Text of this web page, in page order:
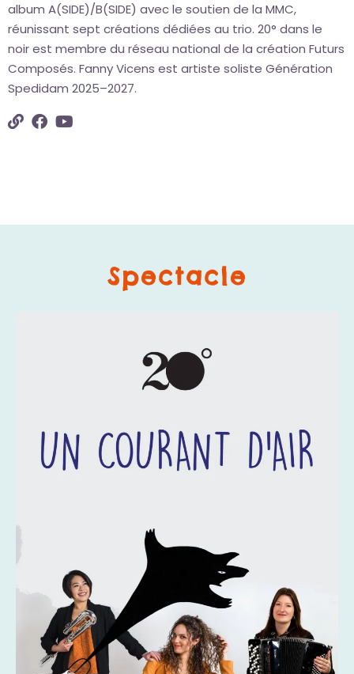
album A(SIDE)/B(SIDE) avec le soutien de la MMC,
réunissant sept créations dédiées au trio. 20° dans le
noir est membre du réseau national de la création Futurs
Composés. Fanny Vicens est artiste soliste Génération
Spedidam 2025–2027.
Spectacle